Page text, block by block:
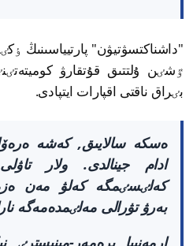
"داشناكتسۋتيۋن" پارتيياسىنىڭ
ٷشٸن ۇلتتىق قۇتقارۋ
بٸراق ناقتى اقپارات ايتپادى.
ەسكە سالايىق, كەشە
ادام جينالدى. ولار
كەلٸسٸمگە كەلۋ مەن
بەرۋ تۋرالى مەلٸمدەمەگە
ارمەنييا پرەمەر-